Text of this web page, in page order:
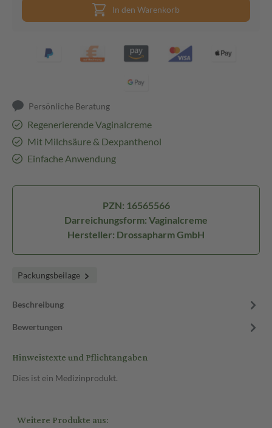
In den Warenkorb
Persönliche Beratung
Regenerierende Vaginalcreme
Mit Milchsäure & Dexpanthenol
Einfache Anwendung
PZN: 16565566
Darreichungsform: Vaginalcreme
Hersteller: Drossapharm GmbH
Packungsbeilage
Beschreibung
Bewertungen
Hinweistexte und Pflichtangaben
Dies ist ein Medizinprodukt.
Weitere Produkte aus: